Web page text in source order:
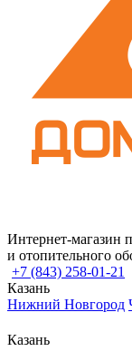
Интернет-магазин
и отопительного
+7 (843) 258-01-21
Казань
Нижний Новгород
Казань